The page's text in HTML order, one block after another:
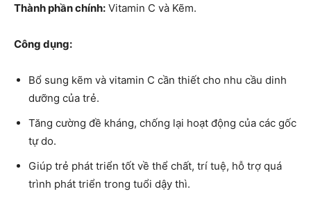
Thành phần chính: Vitamin C và Kẽm.
Công dụng:
Bổ sung kẽm và vitamin C cần thiết cho nhu cầu dinh
dưỡng của trẻ.
Tăng cường đề kháng, chống lại hoạt động của các gốc
tự do.
Giúp trẻ phát triển tốt về thể chất, trí tuệ, hỗ trợ quá
trình phát triển trong tuổi dậy thì.